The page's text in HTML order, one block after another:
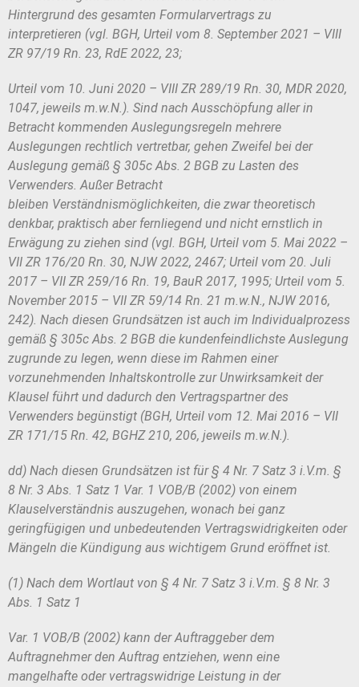
Hintergrund des gesamten Formularvertrags zu
interpretieren (vgl. BGH, Urteil vom 8. September 2021 – VIII
ZR 97/19 Rn. 23, RdE 2022, 23;
Urteil vom 10. Juni 2020 – VIII ZR 289/19 Rn. 30, MDR 2020,
1047, jeweils m.w.N.). Sind nach Ausschöpfung aller in
Betracht kommenden Auslegungsregeln mehrere
Auslegungen rechtlich vertretbar, gehen Zweifel bei der
Auslegung gemäß § 305c Abs. 2 BGB zu Lasten des
Verwenders. Außer Betracht
bleiben Verständnismöglichkeiten, die zwar theoretisch
denkbar, praktisch aber fernliegend und nicht ernstlich in
Erwägung zu ziehen sind (vgl. BGH, Urteil vom 5. Mai 2022 –
VII ZR 176/20 Rn. 30, NJW 2022, 2467; Urteil vom 20. Juli
2017 – VII ZR 259/16 Rn. 19, BauR 2017, 1995; Urteil vom 5.
November 2015 – VII ZR 59/14 Rn. 21 m.w.N., NJW 2016,
242). Nach diesen Grundsätzen ist auch im Individualprozess
gemäß § 305c Abs. 2 BGB die kundenfeindlichste Auslegung
zugrunde zu legen, wenn diese im Rahmen einer
vorzunehmenden Inhaltskontrolle zur Unwirksamkeit der
Klausel führt und dadurch den Vertragspartner des
Verwenders begünstigt (BGH, Urteil vom 12. Mai 2016 – VII
ZR 171/15 Rn. 42, BGHZ 210, 206, jeweils m.w.N.).
dd) Nach diesen Grundsätzen ist für § 4 Nr. 7 Satz 3 i.V.m. §
8 Nr. 3 Abs. 1 Satz 1 Var. 1 VOB/B (2002) von einem
Klauselverständnis auszugehen, wonach bei ganz
geringfügigen und unbedeutenden Vertragswidrigkeiten oder
Mängeln die Kündigung aus wichtigem Grund eröffnet ist.
(1) Nach dem Wortlaut von § 4 Nr. 7 Satz 3 i.V.m. § 8 Nr. 3
Abs. 1 Satz 1
Var. 1 VOB/B (2002) kann der Auftraggeber dem
Auftragnehmer den Auftrag entziehen, wenn eine
mangelhafte oder vertragswidrige Leistung in der